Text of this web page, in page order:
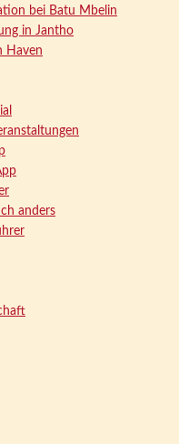
bei Batu Mbelin
in Jantho
Haven
anders